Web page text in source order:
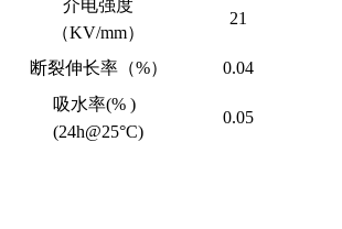
介电强度
（KV/mm）
21
断裂伸长率（%） 0.04
吸水率(%)
(24h@25°C)
0.05